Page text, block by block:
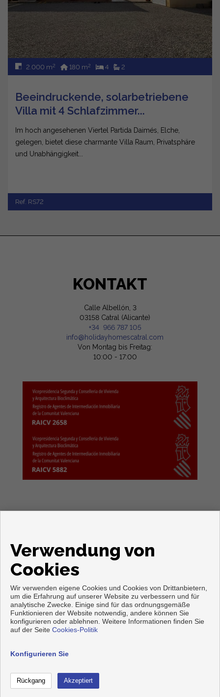
2.000 m2 180 m2 4 2
Beeindruckende, solarbetriebene
Villa mit 4 Schlafzimmer...
Im hoch angesehenen Viertel Partida Daimés, Elche,
gelegen, bietet diese charmante Villa Raum, Privatsphäre
und Unabhängigkeit...
Ref. RS72
KONTAKT
Calle Albellón, 3
03158 Catral (Alicante)
+34 966 787 105
info@holidayhomescatral.com
Von Montag bis Freitag:
10:00 - 17:00
Copyright © 2026. Alle Rechte vorbehalten.
Aviso legal|datenschutzgesetz
Verwendung von
Cookies
Wir verwenden eigene Cookies und Cookies von Drittanbietern,
um die Erfahrung auf unserer Website zu verbessern und für
analytische Zwecke. Einige sind für das ordnungsgemäße
Funktionieren der Website notwendig, andere können Sie
konfigurieren oder ablehnen. Weitere Informationen finden Sie
auf der Seite Cookies-Politik
Konfigurieren Sie